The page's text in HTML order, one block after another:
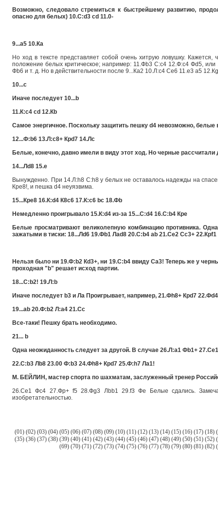
Возможно, следовало стремиться к быстрейшему развитию,
опасно для белых) 10.С:d3 cd 11.0-
9...a5 10.Кa
Но ход в тексте представляет собой очень хитрую ловушку.
положение белых критическое; например: 11.Фb3 С:c4 12.Ф:c4 Фd5,
Фb6 и т. д. Но в действительности после 9...Кa2 10.Л:c4 Сe6 11.e3 a5
10...c
Иначе последует 10...b
11.К:c4 cd 12.Кb
Самое энергичное. Поскольку защитить пешку d4 невозможно, белые
12...Ф:b6 13.Л:c8+ Крd7 14.Лc
Белые, конечно, давно имели в виду этот ход. Но черные
14...Лd8 15.e
Вынужденно. При 14.Л:h8 С:h8 у белых не оставалось надежды на
Крe8!, и пешка d4 неуязвима.
15...Крe8 16.К:d4 К8c6 17.К:c6 bc 18.Фb
Немедленно проигрывало 15.К:d4 из-за 15...С:d4 16.С:b4 Крe
Белые просматривают великолепную комбинацию противника.
зажатыми в тиски: 18...Лd6 19.Фb1 Лad8 20.С:b4 ab 21.Сe2 Сc3+ 22.Крf1
Нельзя было ни 19.Ф:b2 Кd3+, ни 19.С:b4 ввиду Сa3! Теперь же у
проходная "b" решает исход партии.
18...С:b2! 19.Л:b
Иначе последует b3 и Лa Проигрывает, например, 21.Фh8+ Крd7
19...ab 20.Ф:b2 Л:a4 21.Сc
Все-таки! Пешку брать необходимо.
21... b
Одна неожиданность следует за другой. В случае 26.Л:a1 Фb1+
22.С:b3 Лb8 23.00 Ф:b3 24.Фh8+ Крd7 25.Ф:h7 Лa1!
М. БЕЙЛИН, мастер спорта по шахматам, заслуженный тренер
26.Сe1 Фc4 27.Фp+ f5 28.Фg3 Лbb1 29.f3 Фe Белые сдались.
изобретательностью.
(01) (02) (03) (04) (05) (06) (07) (08) (09) (10) (11) (12) (13) (14) (15) (16) (17) (18) (
(35) (36) (37) (38) (39) (40) (41) (42) (43) (44) (45) (46) (47) (48) (49) (50) (51) (52) (
(69) (70) (71) (72) (73) (74) (75) (76) (77) (78) (79) (80) (81) (82) (